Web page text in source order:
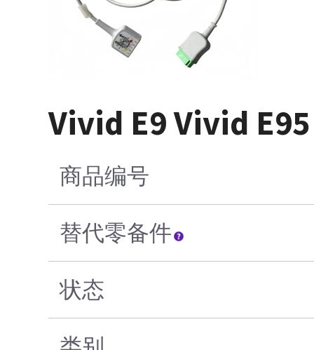
Vivid E9 Vivid
商品编号
替代零备件
状态